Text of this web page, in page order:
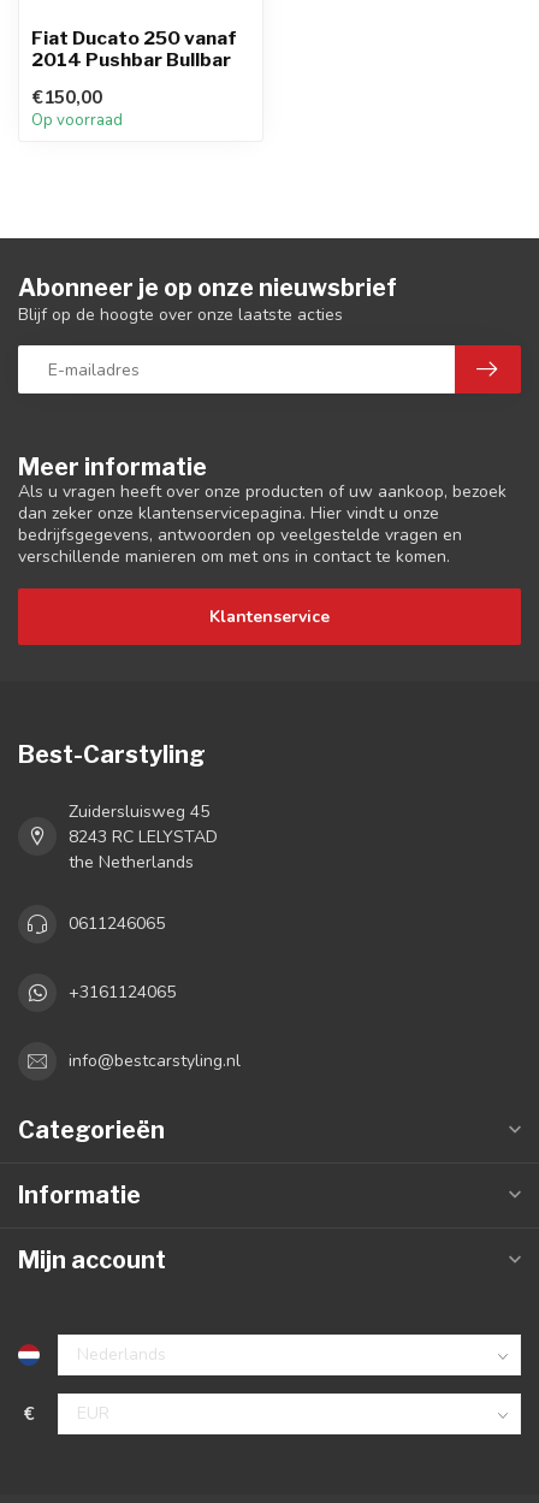
Fiat Ducato 250 vanaf
2014 Pushbar Bullbar
€150,00
Op voorraad
Meer informatie
Als u vragen heeft over onze producten of uw aankoop, bezoek
dan zeker onze klantenservicepagina. Hier vindt u onze
bedrijfsgegevens, antwoorden op veelgestelde vragen en
verschillende manieren om met ons in contact te komen.
Klantenservice
Abonneer je op onze nieuwsbrief
Blijf op de hoogte over onze laatste acties
Best-Carstyling
Zuidersluisweg 45
8243 RC LELYSTAD
the Netherlands
0611246065
+3161124065
info@bestcarstyling.nl
Categorieën
Informatie
Mijn account
€